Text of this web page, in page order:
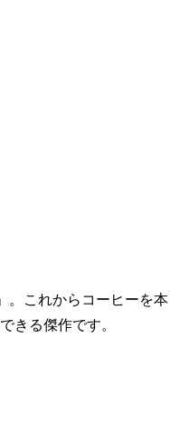
。これからコーヒーを本
きる傑作です。